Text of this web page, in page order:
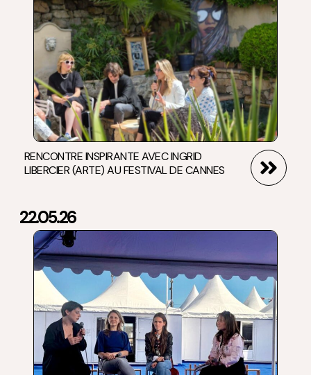
RENCONTRE INSPIRANTE AVEC INGRID
LIBERCIER (ARTE) AU FESTIVAL DE CANNES
22.05.26